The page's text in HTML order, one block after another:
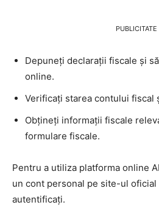
PUBLICITATE
Depuneți declarații fiscale și
online.
Verificați starea contului fiscal
Obțineți informații fiscale
formulare fiscale.
Pentru a utiliza platforma online
un cont personal pe site-ul oficial
autentificați.